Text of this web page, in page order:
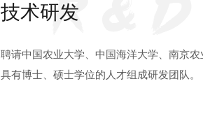
技术研发
聘请中国农业大学、中国海洋大学、南京农
具有博士、硕士学位的人才组成研发团队。